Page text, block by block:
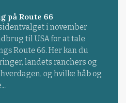
på Route 66
i november
til USA for at tale
Route 66. Her kan du
landets ranchers og
og hvilke håb og